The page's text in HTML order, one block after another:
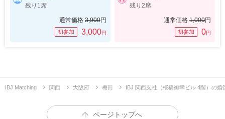
残り1席
通常価格 3,900円
初参加 3,000円
残り2席
通常価格 1,000円
初参加 0円
IBJ Matching 関西 大阪府 梅田 IBJ 関西支社（桜橋御幸ビル 4階）の婚
ページトップへ